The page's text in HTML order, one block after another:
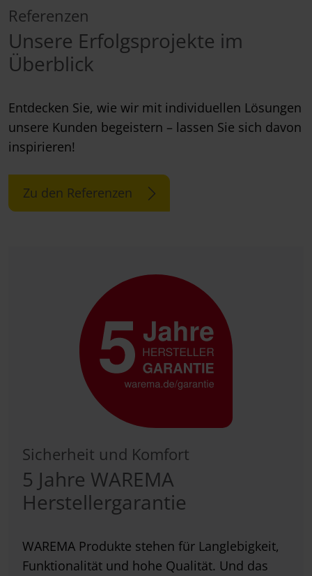
Referenzen
Unsere Erfolgsprojekte im
Überblick
Entdecken Sie, wie wir mit individuellen Lösungen
unsere Kunden begeistern – lassen Sie sich davon
inspirieren!
Zu den Referenzen
Sicherheit und Komfort
5 Jahre WAREMA
Herstellergarantie
WAREMA Produkte stehen für Langlebigkeit,
Funktionalität und hohe Qualität. Und das